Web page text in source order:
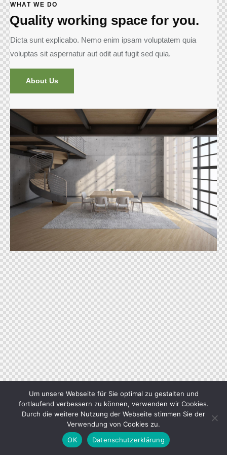
WHAT WE DO
Quality working space for you.
Dicta sunt explicabo. Nemo enim ipsam voluptatem quia
voluptas sit aspernatur aut odit aut fugit sed quia.
About Us
Um unsere Webseite für Sie optimal zu gestalten und
fortlaufend verbessern zu können, verwenden wir Cookies.
Durch die weitere Nutzung der Webseite stimmen Sie der
Verwendung von Cookies zu.
OK
Datenschutzerklärung